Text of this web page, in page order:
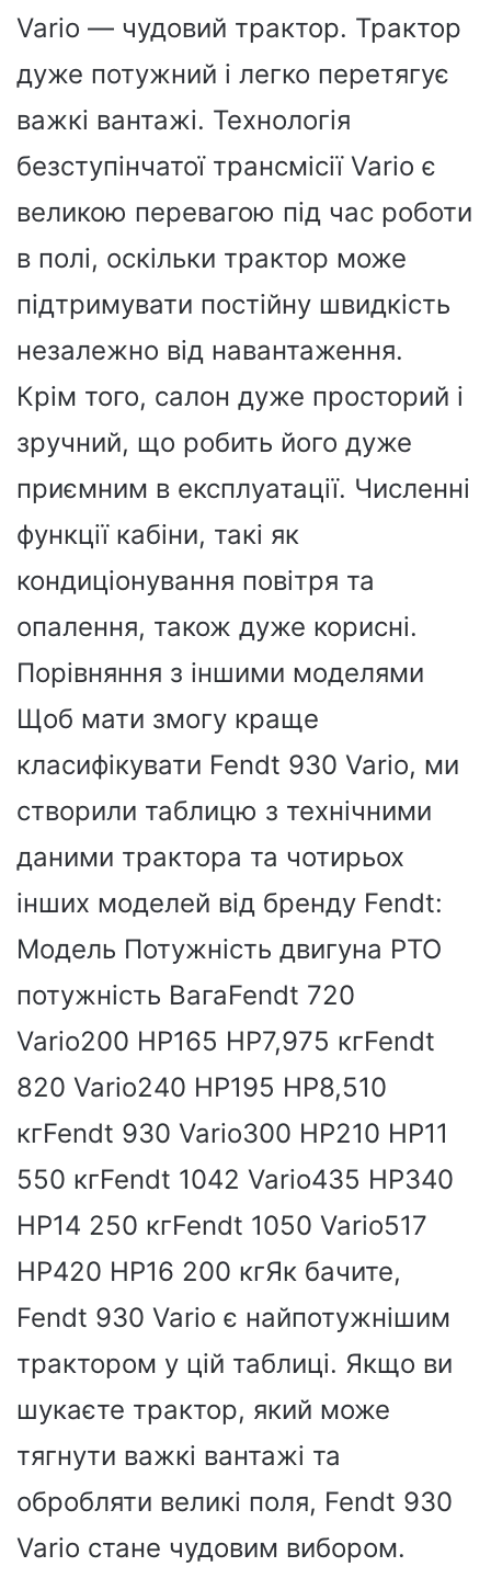
Vario — чудовий трактор. Трактор
дуже потужний і легко перетягує
важкі вантажі. Технологія
безступінчатої трансмісії Vario є
великою перевагою під час роботи
в полі, оскільки трактор може
підтримувати постійну швидкість
незалежно від навантаження.
Крім того, салон дуже просторий і
зручний, що робить його дуже
приємним в експлуатації. Численні
функції кабіни, такі як
кондиціонування повітря та
опалення, також дуже корисні.
Порівняння з іншими моделями
Щоб мати змогу краще
класифікувати Fendt 930 Vario, ми
створили таблицю з технічними
даними трактора та чотирьох
інших моделей від бренду Fendt:
Модель Потужність двигуна PTO
потужність ВагаFendt 720
Vario200 HP165 HP7,975 кгFendt
820 Vario240 HP195 HP8,510
кгFendt 930 Vario300 HP210 HP11
550 кгFendt 1042 Vario435 HP340
HP14 250 кгFendt 1050 Vario517
HP420 HP16 200 кгЯк бачите,
Fendt 930 Vario є найпотужнішим
трактором у цій таблиці. Якщо ви
шукаєте трактор, який може
тягнути важкі вантажі та
обробляти великі поля, Fendt 930
Vario стане чудовим вибором.